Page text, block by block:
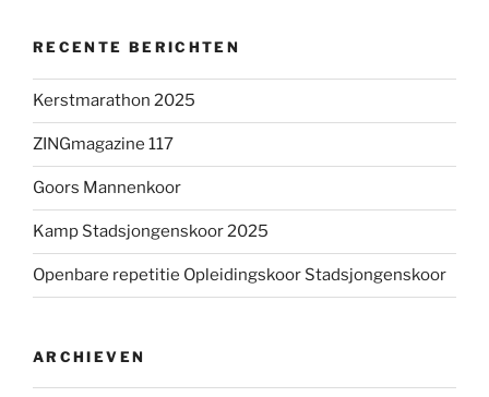
RECENTE BERICHTEN
Kerstmarathon 2025
ZINGmagazine 117
Goors Mannenkoor
Kamp Stadsjongenskoor 2025
Openbare repetitie Opleidingskoor Stadsjongenskoor
ARCHIEVEN